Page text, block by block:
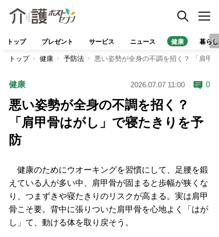
トップ プレゼント サービス ニュース 健康 暮らし
トップ 健康 予防法 悪い姿勢が全身の不調を招く？ 「肩甲
健康 2026.07.07 11:00 0
悪い姿勢が全身の不調を招く？
「肩甲骨はがし」で寝たきりを予
防
健康のためにウオーキングを習慣にして、足腰を鍛
えている人が多い中、肩甲骨が固まると歩幅が狭くな
り、つまずきや寝たきりのリスクが高まる。実は肩甲
骨こそ要。背中に張りついた肩甲骨を心地よく「はが
し」て、動ける体を取り戻そう。